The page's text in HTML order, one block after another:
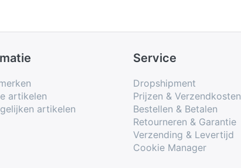
artikelen
artikelen
Service
Dropshipment
Prijzen & Verzendkosten
Bestellen & Betalen
Retourneren & Garantie
Verzending & Levertijd
Cookie Manager